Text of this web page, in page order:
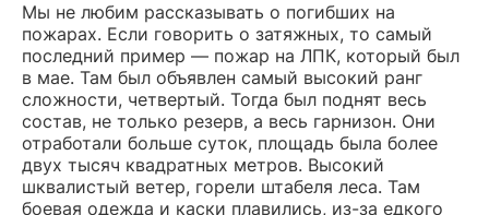
Мы не любим рассказывать о погибших на
пожарах. Если говорить о затяжных, то самый
последний пример — пожар на ЛПК, который был
в мае. Там был объявлен самый высокий ранг
сложности, четвертый. Тогда был поднят весь
состав, не только резерв, а весь гарнизон. Они
отработали больше суток, площадь была более
двух тысяч квадратных метров. Высокий
шквалистый ветер, горели штабеля леса. Там
боевая одежда и каски плавились, из-за едкого